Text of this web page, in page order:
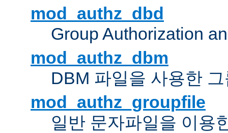
mod_authz_dbd
Group Authorization
mod_authz_dbm
DBM 파일을 사용한
mod_authz_groupfile
일반 문자파일을 이용